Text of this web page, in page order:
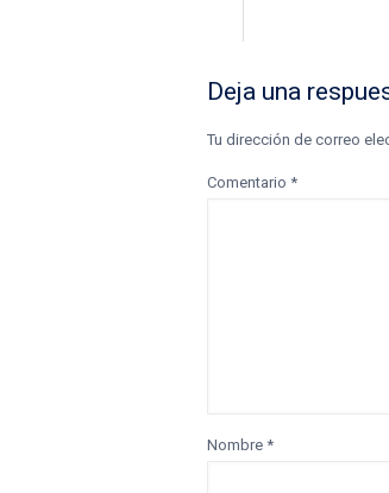
Deja una
Tu dirección de correo
Comentario *
Nombre *